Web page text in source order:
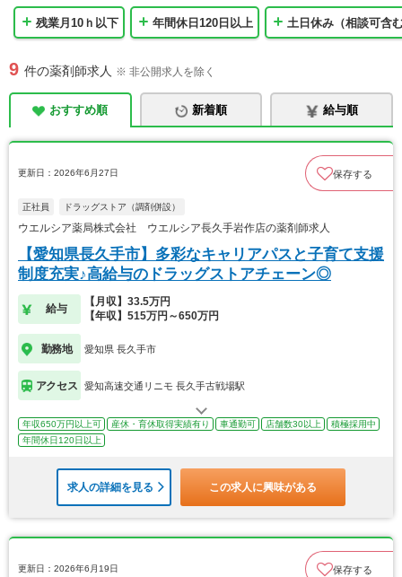
残業月10ｈ以下 年間休日120日以上 土日休み（相談可含
9 件の薬剤師求人 ※ 非公開求人を除く
おすすめ順 新着順 給与順
更新日：2026年6月27日 保存する
正社員 ドラッグストア（調剤併設）
ウエルシア薬局株式会社 ウエルシア長久手岩作店の薬剤師求人
【愛知県長久手市】多彩なキャリアパスと子育て支援
制度充実♪高給与のドラッグストアチェーン◎
給与
【月収】33.5万円
【年収】515万円～650万円
勤務地 愛知県 長久手市
アクセス 愛知高速交通リニモ 長久手古戦場駅
年収650万円以上可 産休・育休取得実績有り 車通勤可 店舗数30以上
積極採用中
年間休日120日以上
求人の詳細を見る この求人に興味がある
更新日：2026年6月19日 保存する